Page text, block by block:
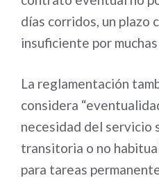
días corridos, un plazo
insuficiente por muchas
La reglamentación
considera
necesidad del servicio
transitoria o no
para tareas